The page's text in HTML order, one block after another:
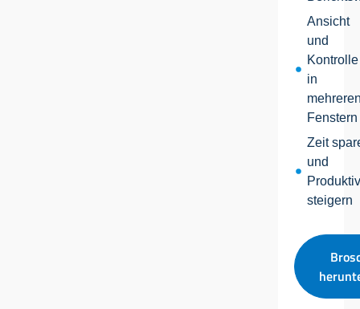
Ansicht
und
Kontrolle
in
Fenstern
Zeit
und
steigern